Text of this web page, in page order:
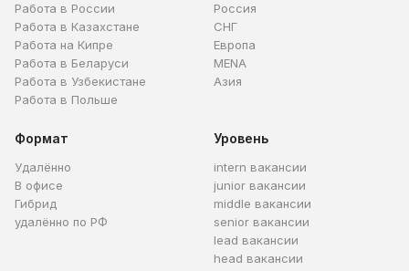
Работа в России
Работа в Казахстане
Работа на Кипре
Работа в Беларуси
Работа в Узбекистане
Работа в Польше
Россия
СНГ
Европа
MENA
Азия
Формат
Удалённо
В офисе
Гибрид
удалённо по РФ
Уровень
intern вакансии
junior вакансии
middle вакансии
senior вакансии
lead вакансии
head вакансии